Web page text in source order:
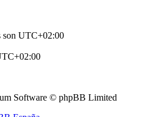
son UTC+02:00
Software © phpBB Limited